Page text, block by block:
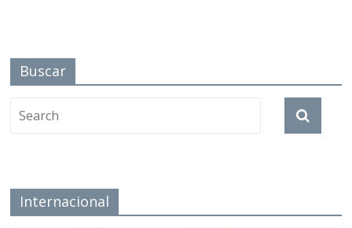
Buscar
Internacional